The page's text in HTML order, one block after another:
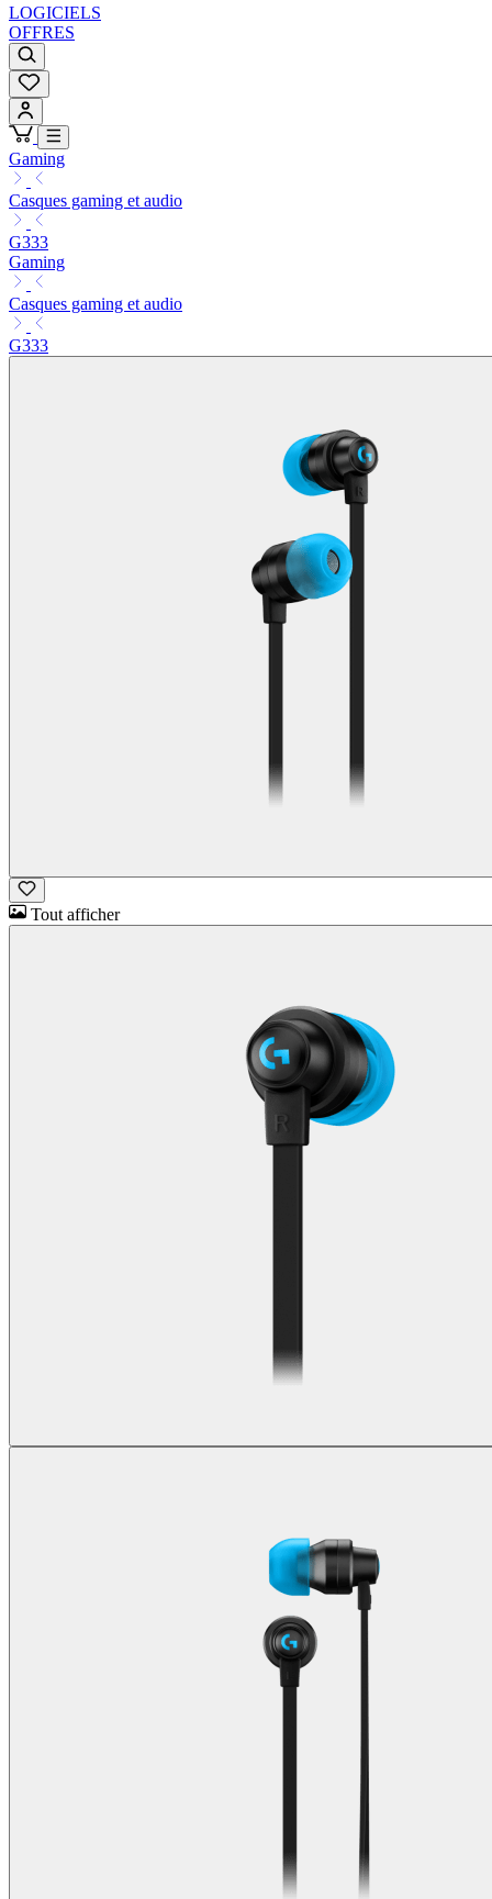
LOGICIELS
OFFRES
Gaming
Casques gaming et audio
G333
Gaming
Casques gaming et audio
G333
Tout afficher